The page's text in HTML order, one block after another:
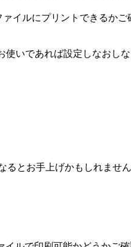
イルにプリントできるか
いであれば設定しなおしな
るとお手上げかもしれませ